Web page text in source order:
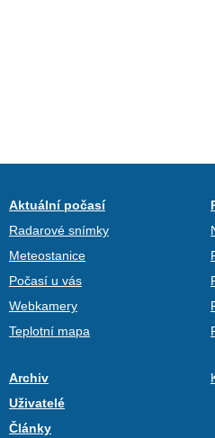
Aktuální počasí
Radarové snímky
Meteostanice
Počasí u vás
Webkamery
Teplotní mapa
Archiv
Uživatelé
Články